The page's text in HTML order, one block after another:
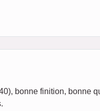
bonne finition, bonne